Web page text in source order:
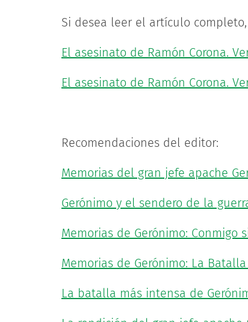
Si desea leer el artículo
El asesinato de Ramón Corona.
El asesinato de Ramón Corona.
Recomendaciones del editor:
Memorias del gran jefe apache
Gerónimo y el sendero de la
Memorias de Gerónimo: Conmigo
Memorias de Gerónimo: La
La batalla más intensa de